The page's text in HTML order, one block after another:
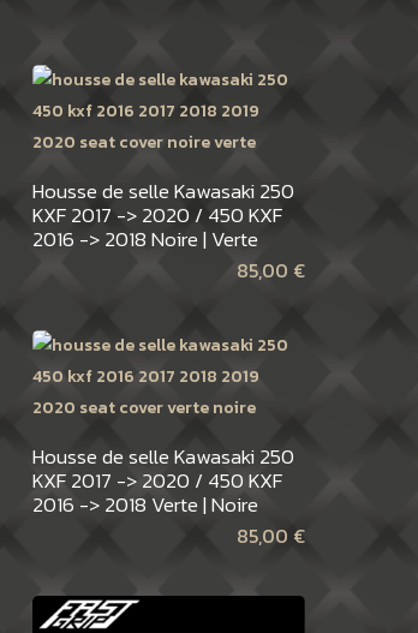
Housse de selle Kawasaki 250
KXF 2017 -> 2020 / 450 KXF
2016 -> 2018 Noire | Verte
85,00 €
Housse de selle Kawasaki 250
KXF 2017 -> 2020 / 450 KXF
2016 -> 2018 Verte | Noire
85,00 €